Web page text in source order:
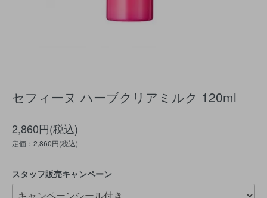
セフィーヌ ハーブクリアミルク 120ml
2,860円(税込)
定価：2,860円(税込)
スタッフ販売キャンペーン